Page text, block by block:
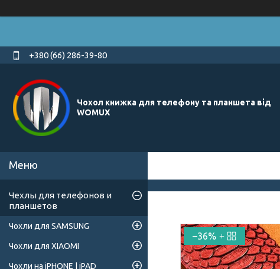
+380 (66) 286-39-80
Чохол книжка для телефону та планшета від
WOMUX
–36%
Чехлы для телефонов и
планшетов
Чохли для SAMSUNG
Чохли для XIAOMI
Чохли на iPHONE | iPAD